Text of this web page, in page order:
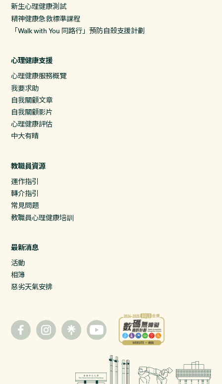
新生心理健康測試
精神健康急救標準課程
「Walk with You 同路行」預防自殺支援計劃
心理健康支援
心理健康服務概覽
我要求助
自我關顧文章
自我關顧影片
心理健康評估
中大有晴
教職員資源
運作指引
轉介指引
常見問題
教職員心理健康培訓
最新消息
活動
相簿
惡劣天氣安排